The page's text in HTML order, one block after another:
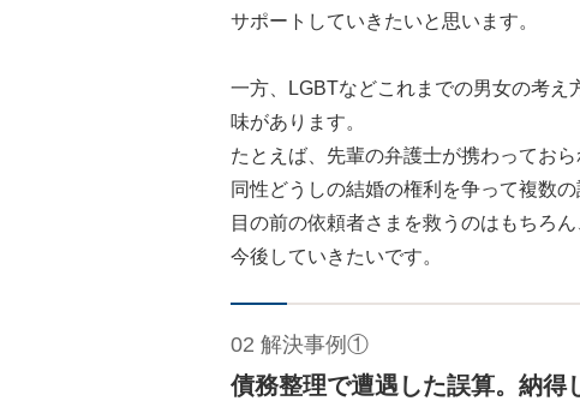
サポートしていきたいと思います。
一方、LGBTなどこれまでの男女の考
味があります。
たとえば、先輩の弁護士が携わってお
同性どうしの結婚の権利を争って複数
目の前の依頼者さまを救うのはもちろ
今後していきたいです。
02 解決事例①
債務整理で遭遇した誤算。納得